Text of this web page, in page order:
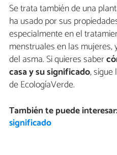
Se trata también de una
ha usado por sus
especialmente en el
menstruales en las mujeres,
del asma. Si quieres saber
casa y su significado,
de EcologíaVerde.
También te puede interesar:
significado